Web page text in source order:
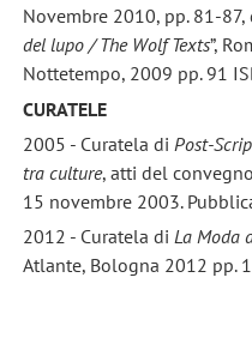
Novembre 2010, pp. 81-
del lupo / The Wolf Texts”,
Nottetempo, 2009 pp. 91
CURATELE
2005 - Curatela di Post-
tra culture, atti del
15 novembre 2003.
2012 - Curatela di La Moda
Atlante, Bologna 2012 pp.